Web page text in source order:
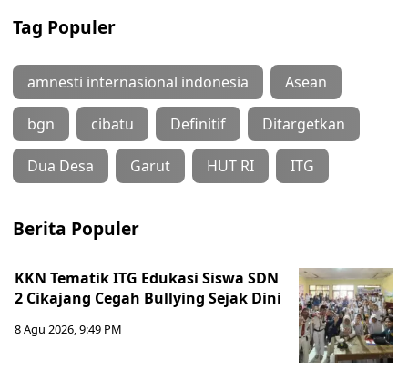
Tag Populer
amnesti internasional indonesia Asean
bgn cibatu Definitif Ditargetkan
Dua Desa Garut HUT RI ITG
Berita Populer
KKN Tematik ITG Edukasi Siswa SDN
2 Cikajang Cegah Bullying Sejak Dini
8 Agu 2026, 9:49 PM